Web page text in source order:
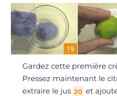
Gardez cette première
Pressez maintenant le
extraire le jus 20 et